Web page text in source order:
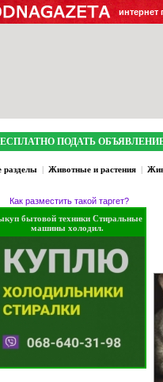
интернет
ПОДАТЬ
разделы | Животные и растения |
Как разместить такой таргет?
бытовой техники Стиральные
машины холодил.